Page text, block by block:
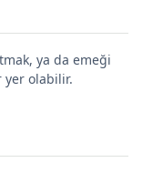
ya da emeği
yer olabilir.